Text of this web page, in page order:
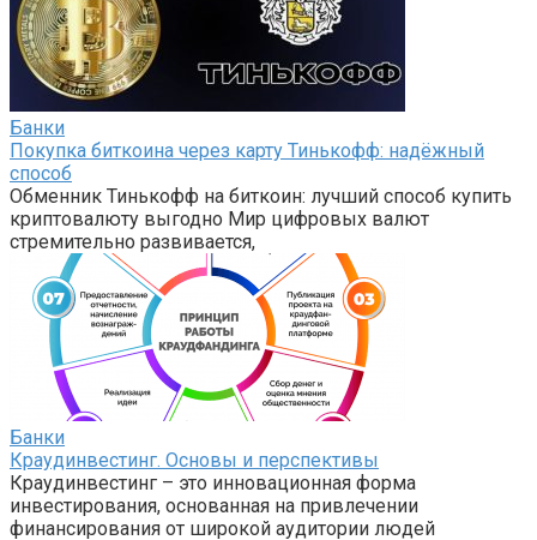
Банки
Покупка биткоина через карту Тинькофф: надёжный
способ
Обменник Тинькофф на биткоин: лучший способ купить
криптовалюту выгодно Мир цифровых валют
стремительно развивается,
Банки
Краудинвестинг. Основы и перспективы
Краудинвестинг – это инновационная форма
инвестирования, основанная на привлечении
финансирования от широкой аудитории людей